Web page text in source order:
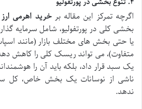
اگرچه تمرکز این مقاله برخرید اهرمی
بخشی کلی در پورتفولیو، شامل سرمایه
یا حتی بخش های مختلف بازار (مانند
متفاوت)، می تواند ریسک کلی را کاهش دهد.
یک سبد قرار داد، بلکه باید آن را
ناشی از نوسانات یک بخش خاص، کل
ندهد.